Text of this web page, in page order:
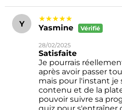
Y
★★★★★
Yasmine
Vérifié
28/02/2025
Satisfaite
Je pourrais
après avoir passer
mais pour l'instant je
contenu et de la
pouvoir suivre sa